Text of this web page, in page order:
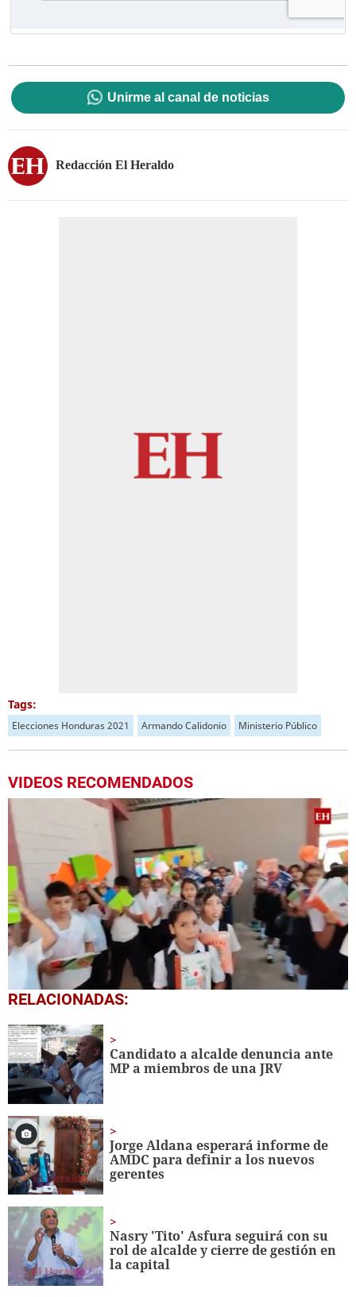
Unirme al canal de noticias
Redacción El Heraldo
Tags:
Elecciones Honduras 2021 Armando Calidonio Ministerio Público
VIDEOS RECOMENDADOS
0
seconds
1
minute,
56
seconds
RELACIONADAS:
Candidato a alcalde denuncia ante
MP a miembros de una JRV
Jorge Aldana esperará informe de
AMDC para definir a los nuevos
gerentes
Nasry 'Tito' Asfura seguirá con su
rol de alcalde y cierre de gestión en
la capital